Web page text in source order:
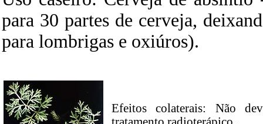
para 30 partes de cerveja,
para lombrigas e oxiúros).
Efeitos colaterais: Não